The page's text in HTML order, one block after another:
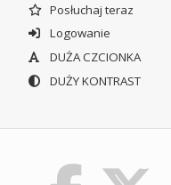
Posłuchaj teraz
Logowanie
DUŻA CZCIONKA
DUŻY KONTRAST